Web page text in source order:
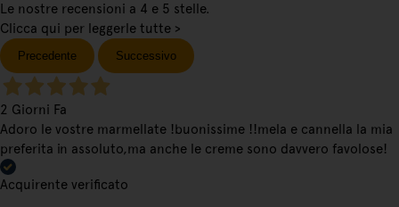
Le nostre recensioni a 4 e 5 stelle.
Clicca qui per leggerle tutte >
Precedente Successivo
2 Giorni Fa
Adoro le vostre marmellate !buonissime !!mela e cannella la mia
preferita in assoluto,ma anche le creme sono davvero favolose!
Acquirente verificato